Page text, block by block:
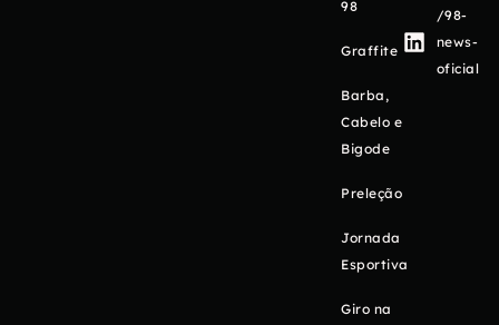
98
Graffite
Barba,
Cabelo e
Bigode
Preleção
Jornada
Esportiva
Giro na
/98-
news-
oficial